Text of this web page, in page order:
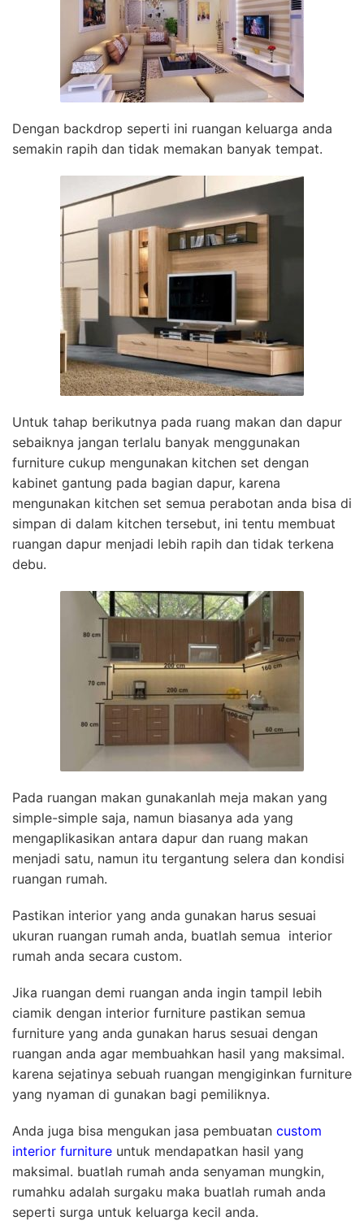
Dengan backdrop seperti ini ruangan keluarga anda
semakin rapih dan tidak memakan banyak tempat.
Untuk tahap berikutnya pada ruang makan dan dapur
sebaiknya jangan terlalu banyak menggunakan
furniture cukup mengunakan kitchen set dengan
kabinet gantung pada bagian dapur, karena
mengunakan kitchen set semua perabotan anda bisa di
simpan di dalam kitchen tersebut, ini tentu membuat
ruangan dapur menjadi lebih rapih dan tidak terkena
debu.
Pada ruangan makan gunakanlah meja makan yang
simple-simple saja, namun biasanya ada yang
mengaplikasikan antara dapur dan ruang makan
menjadi satu, namun itu tergantung selera dan kondisi
ruangan rumah.
Pastikan interior yang anda gunakan harus sesuai
ukuran ruangan rumah anda, buatlah semua interior
rumah anda secara custom.
Jika ruangan demi ruangan anda ingin tampil lebih
ciamik dengan interior furniture pastikan semua
furniture yang anda gunakan harus sesuai dengan
ruangan anda agar membuahkan hasil yang maksimal.
karena sejatinya sebuah ruangan mengiginkan furniture
yang nyaman di gunakan bagi pemiliknya.
Anda juga bisa mengukan jasa pembuatan custom
interior furniture untuk mendapatkan hasil yang
maksimal. buatlah rumah anda senyaman mungkin,
rumahku adalah surgaku maka buatlah rumah anda
seperti surga untuk keluarga kecil anda.